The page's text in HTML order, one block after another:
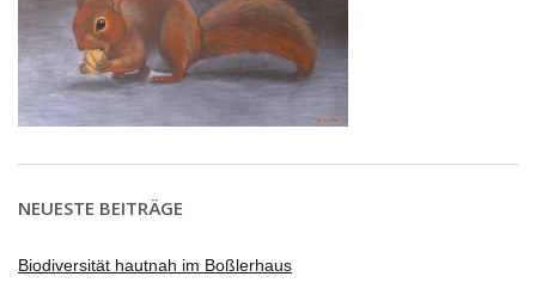
NEUESTE BEITRÄGE
Biodiversität hautnah im Boßlerhaus